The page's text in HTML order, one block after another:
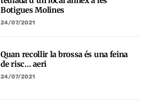
Botigues Molines
24/07/2021
Quan recollir la brossa és una feina
de risc… aeri
24/07/2021